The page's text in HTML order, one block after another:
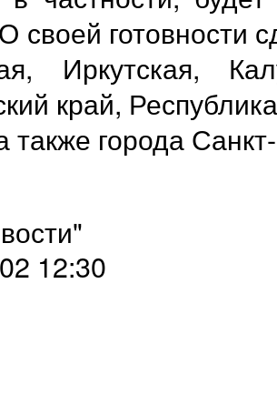
своей готовности
Иркутская,
край,
также города
12:30